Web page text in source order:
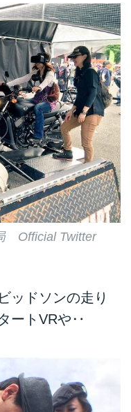
Official Twitter
ッドソンの走り
ートVRや‥